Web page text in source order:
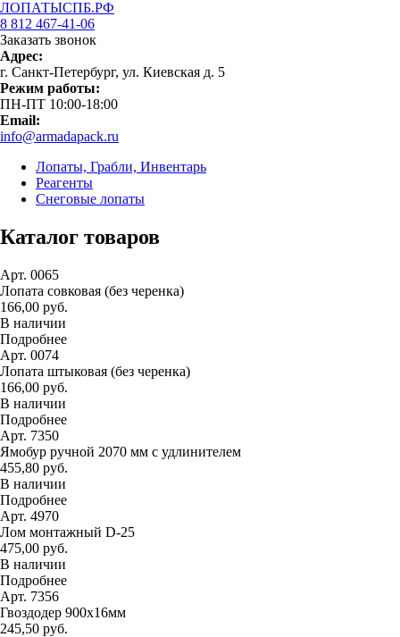
ЛОПАТЫСПБ.РФ
8 812 467-41-06
Заказать звонок
Адрес:
г. Санкт-Петербург, ул. Киевская д. 5
Режим работы:
ПН-ПТ 10:00-18:00
Email:
info@armadapack.ru
Лопаты, Грабли, Инвентарь
Реагенты
Снеговые лопаты
Каталог товаров
Арт. 0065
Лопата совковая (без черенка)
166,00 руб.
В наличии
Подробнее
Арт. 0074
Лопата штыковая (без черенка)
166,00 руб.
В наличии
Подробнее
Арт. 7350
Ямобур ручной 2070 мм с удлинителем
455,80 руб.
В наличии
Подробнее
Арт. 4970
Лом монтажный D-25
475,00 руб.
В наличии
Подробнее
Арт. 7356
Гвоздодер 900х16мм
245,50 руб.